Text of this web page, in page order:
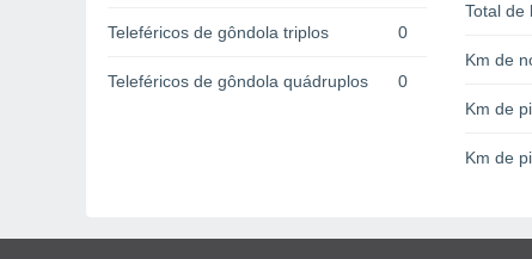
Teleféricos de gôndola triplos 0
Teleféricos de gôndola quádruplos 0
Total de
Km de
Km de
Km de